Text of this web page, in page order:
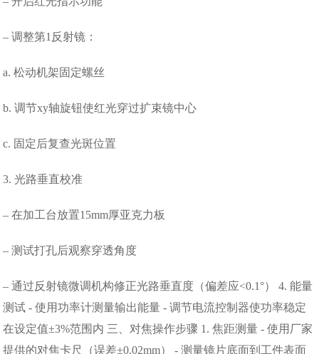
– 调整第1反射镜：
a. 松动机架固定螺丝
b. 调节xy轴旋钮使红光穿过扩束镜中心
c. 固定后复查光斑位置
3. 光路垂直校准
– 在加工台放置15mm厚亚克力板
– 测试打孔后观察穿透角度
– 通过反射镜微调机构修正光路垂直度（偏差应<0.1°） 4. 能量
测试 - 使用功率计测量输出能量 - 调节电流控制器使功率稳定
在设定值±3%范围内 三、对焦操作步骤 1. 焦距测量 - 使用厂家
提供的对焦卡尺（误差±0.02mm） - 测量镜片底面到工件表面